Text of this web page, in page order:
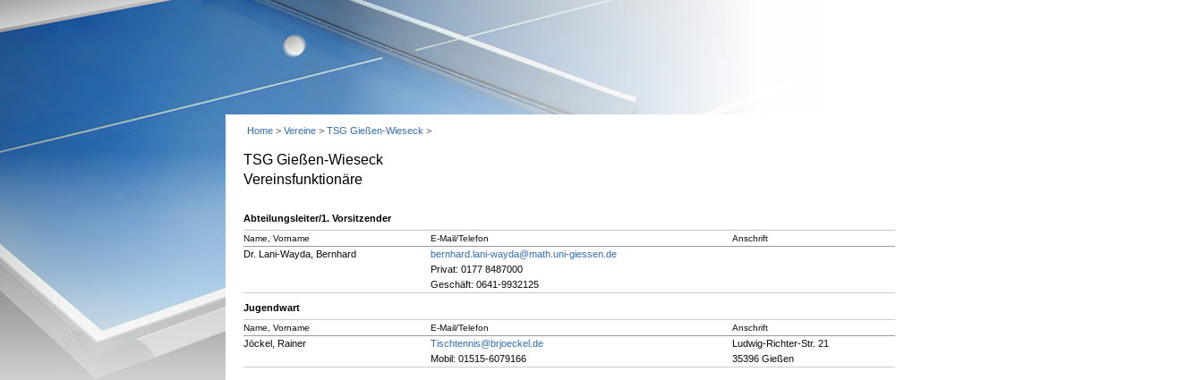
Home > Vereine > TSG Gießen-Wieseck >
TSG Gießen-Wieseck
Vereinsfunktionäre
Abteilungsleiter/1. Vorsitzender
Name, Vorname E-Mail/Telefon Anschrift
Dr. Lani-Wayda, Bernhard
bernhard.lani-wayda@math.uni-giessen.de
Privat: 0177 8487000
Geschäft: 0641-9932125
Jugendwart
Name, Vorname E-Mail/Telefon Anschrift
Jöckel, Rainer
Tischtennis@brjoeckel.de
Mobil: 01515-6079166
Ludwig-Richter-Str. 21
35396 Gießen